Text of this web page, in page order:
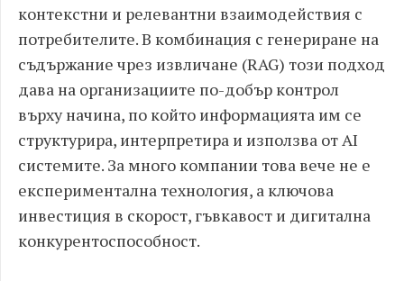
контекстни и релевантни взаимодействия с
потребителите. В комбинация с генериране на
съдържание чрез извличане (RAG) този подход
дава на организациите по-добър контрол
върху начина, по който информацията им се
структурира, интерпретира и използва от AI
системите. За много компании това вече не е
експериментална технология, а ключова
инвестиция в скорост, гъвкавост и дигитална
конкурентоспособност.